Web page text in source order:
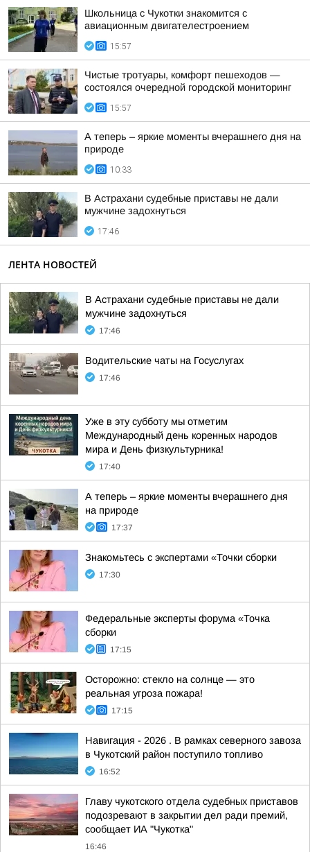
Школьница с Чукотки знакомится с
авиационным двигателестроением
15:57
Чистые тротуары, комфорт пешеходов —
состоялся очередной городской мониторинг
15:57
А теперь – яркие моменты вчерашнего дня на
природе
10:33
В Астрахани судебные приставы не дали
мужчине задохнуться
17:46
ЛЕНТА НОВОСТЕЙ
В Астрахани судебные приставы не дали
мужчине задохнуться
17:46
Водительские чаты на Госуслугах
17:46
Уже в эту субботу мы отметим
Международный день коренных народов
мира и День физкультурника!
17:40
А теперь – яркие моменты вчерашнего дня
на природе
17:37
Знакомьтесь с экспертами «Точки сборки
17:30
Федеральные эксперты форума «Точка
сборки
17:15
Осторожно: стекло на солнце — это
реальная угроза пожара!
17:15
Навигация - 2026 . В рамках северного завоза
в Чукотский район поступило топливо
16:52
Главу чукотского отдела судебных приставов
подозревают в закрытии дел ради премий,
сообщает ИА "Чукотка"
16:46